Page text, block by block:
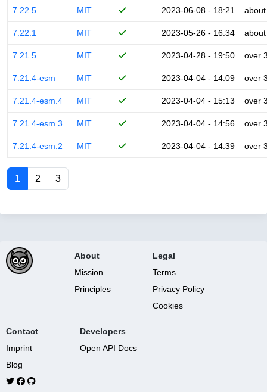
7.22.5 MIT 2023-06-08 - 18:21
7.22.1 MIT 2023-05-26 - 16:34
7.21.5 MIT 2023-04-28 - 19:50 over
7.21.4-esm MIT 2023-04-04 - 14:09 over
7.21.4-esm.4 MIT 2023-04-04 - 15:13 over
7.21.4-esm.3 MIT 2023-04-04 - 14:56 over
7.21.4-esm.2 MIT 2023-04-04 - 14:39 over
1 2 3
About
Mission
Principles
Legal
Terms
Privacy Policy
Cookies
Contact
Imprint
Blog
Developers
Open API Docs